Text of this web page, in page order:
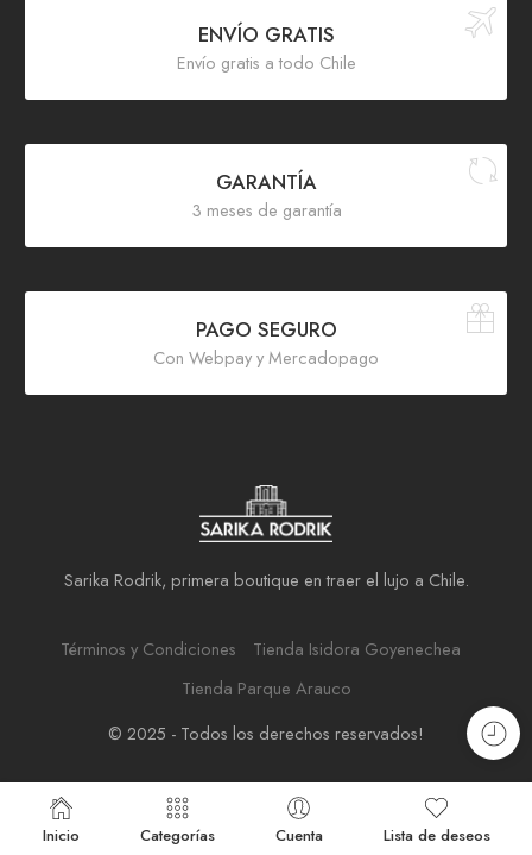
ENVÍO GRATIS
Envío gratis a todo Chile
GARANTÍA
3 meses de garantía
PAGO SEGURO
Con Webpay y Mercadopago
Sarika Rodrik, primera boutique en traer el lujo a Chile.
Términos y Condiciones
Tienda Isidora Goyenechea
Tienda Parque Arauco
© 2025 - Todos los derechos reservados!
Inicio Categorías Cuenta Lista de deseos